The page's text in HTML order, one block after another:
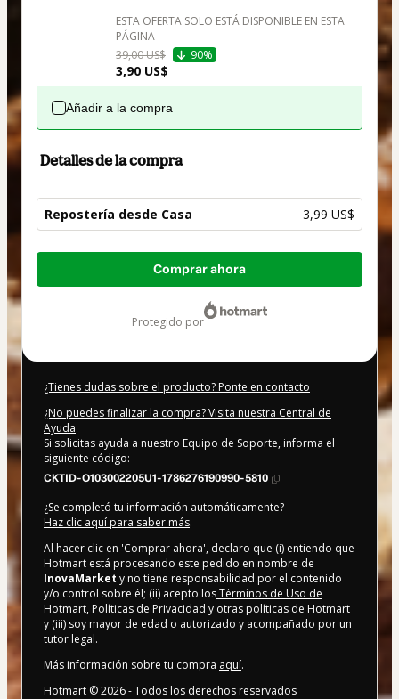
ESTA OFERTA SOLO ESTÁ DISPONIBLE EN ESTA
PÁGINA
39,00 US$
90%
3,90 US$
Añadir a la compra
Detalles de la compra
Repostería desde Casa 3,99 US$
Total
Comprar ahora
protegido por
¿Tienes dudas sobre el producto? Ponte en contacto
¿No puedes finalizar la compra? Visita nuestra Central de
Ayuda
Si solicitas ayuda a nuestro Equipo de Soporte, informa el
siguiente código:
CKTID-O103002205U1-1786276190990-5810
¿Se completó tu información automáticamente?
Haz clic aquí para saber más.
Al hacer clic en 'Comprar ahora', declaro que (i) entiendo que
Hotmart está procesando este pedido en nombre de
InovaMarket y no tiene responsabilidad por el contenido
y/o control sobre él; (ii) acepto losTérminos de Uso de
Hotmart, Políticas de Privacidad y otras políticas de Hotmart
y (iii) soy mayor de edad o autorizado y acompañado por un
tutor legal.
Más información sobre tu compra aquí.
Hotmart ©2026- Todos los derechos reservados